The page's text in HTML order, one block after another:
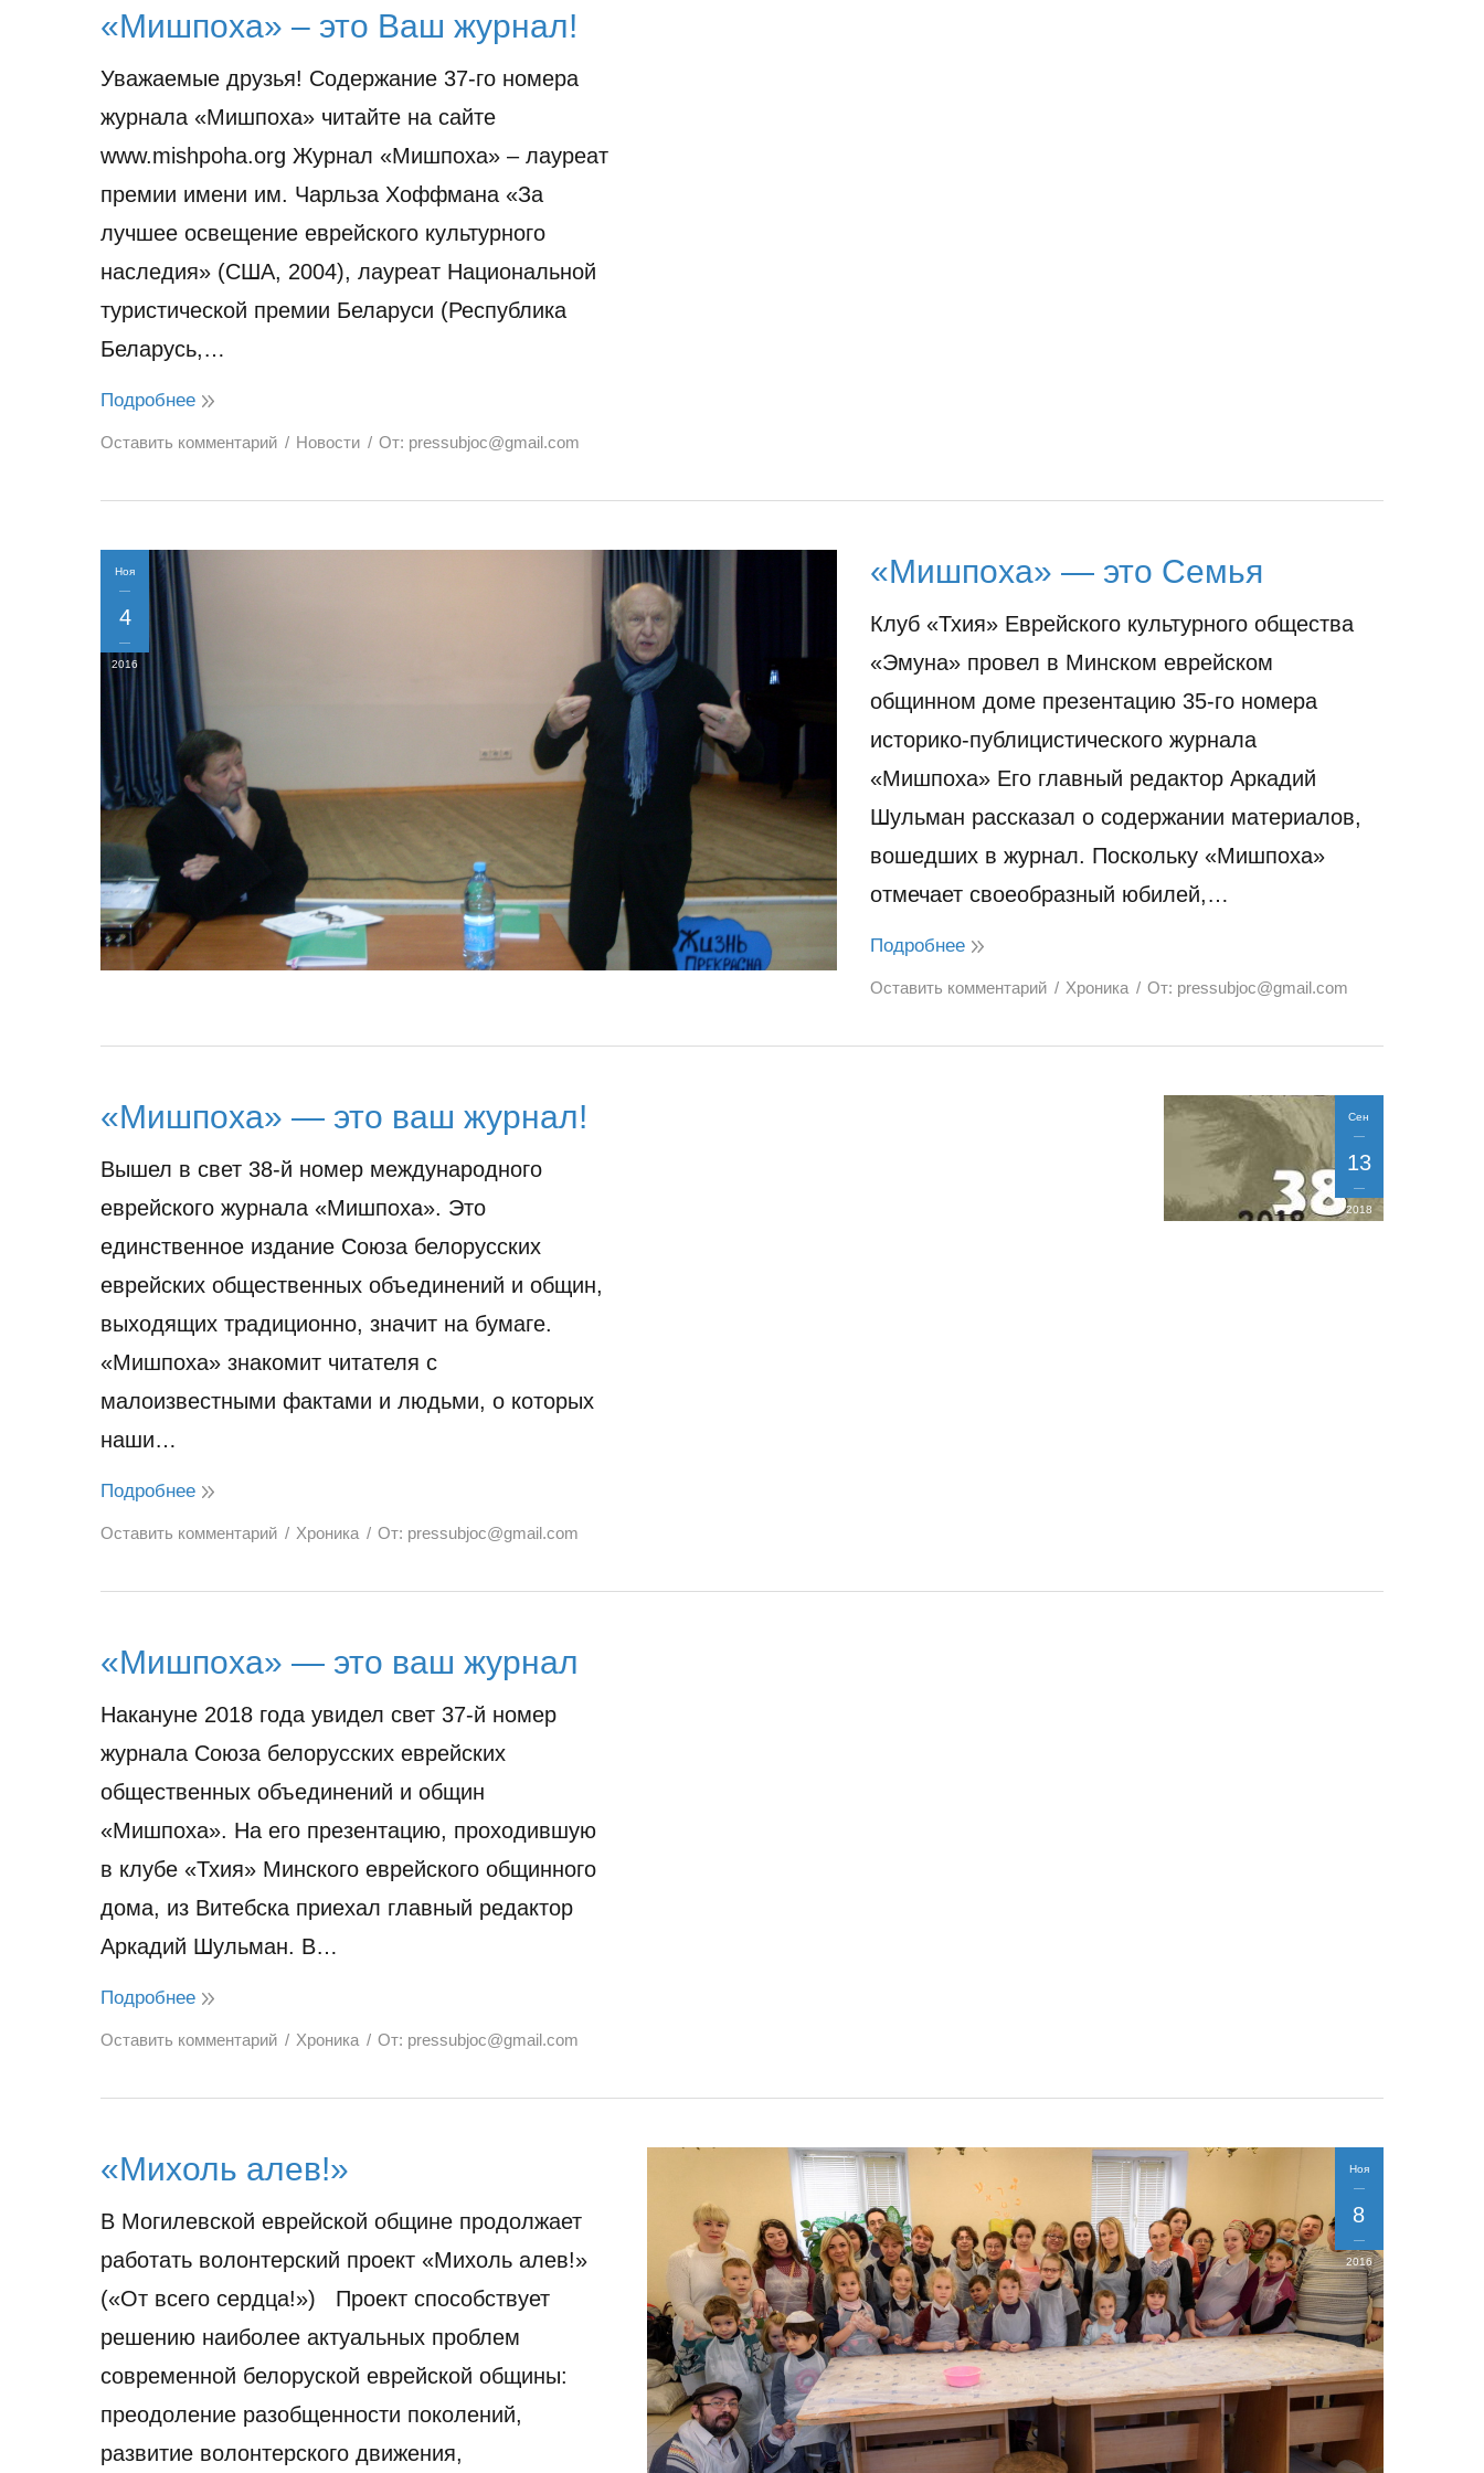
«Мишпоха» – это Ваш журнал!
Уважаемые друзья! Содержание 37-го номера
журнала «Мишпоха» читайте на сайте
www.mishpoha.org Журнал «Мишпоха» – лауреат
премии имени им. Чарльза Хоффмана «За
лучшее освещение еврейского культурного
наследия» (США, 2004), лауреат Национальной
туристической премии Беларуси (Республика
Беларусь,…
Подробнее
Оставить комментарий Новости От: pressubjoc@gmail.com
Ноя
4
2016
«Мишпоха» — это Семья
Клуб «Тхия» Еврейского культурного общества
«Эмуна» провел в Минском еврейском
общинном доме презентацию 35-го номера
историко-публицистического журнала
«Мишпоха» Его главный редактор Аркадий
Шульман рассказал о содержании материалов,
вошедших в журнал. Поскольку «Мишпоха»
отмечает своеобразный юбилей,…
Подробнее
Оставить комментарий Хроника От: pressubjoc@gmail.com
«Мишпоха» — это ваш журнал!
Вышел в свет 38-й номер международного
еврейского журнала «Мишпоха». Это
единственное издание Союза белорусских
еврейских общественных объединений и общин,
выходящих традиционно, значит на бумаге.
«Мишпоха» знакомит читателя с
малоизвестными фактами и людьми, о которых
наши…
Подробнее
Оставить комментарий Хроника От: pressubjoc@gmail.com
Сен
13
2018
«Мишпоха» — это ваш журнал
Накануне 2018 года увидел свет 37-й номер
журнала Союза белорусских еврейских
общественных объединений и общин
«Мишпоха». На его презентацию, проходившую
в клубе «Тхия» Минского еврейского общинного
дома, из Витебска приехал главный редактор
Аркадий Шульман. В…
Подробнее
Оставить комментарий Хроника От: pressubjoc@gmail.com
«Михоль алев!»
В Могилевской еврейской общине продолжает
работать волонтерский проект «Михоль алев!»
(«От всего сердца!») Проект способствует
решению наиболее актуальных проблем
современной белоруской еврейской общины:
преодоление разобщенности поколений,
развитие волонтерского движения,
Ноя
8
2016